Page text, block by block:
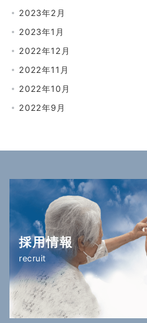
2023年2月
2023年1月
2022年12月
2022年11月
2022年10月
2022年9月
採用情報
recruit